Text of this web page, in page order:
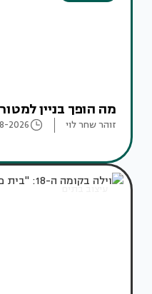
מה הופך בניין
זוהר שחר לוי 2026
עיצוב בתים